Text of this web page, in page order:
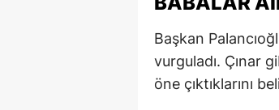
Başkan
vurguladı. Çınar
öne çıktıklarını